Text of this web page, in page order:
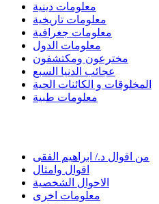
معلومات دينية
معلومات تاريخية
معلومات جغرافية
معلومات الدول
مخترعون ومكتشفون
عجائب الدنيا السبع
المخلوقات و الكائنات الحية
معلومات طبية
من اقوال د./ ابراهيم الفقى
اقوال وامثال
الاحوال الشخصية
معلومات اخرى